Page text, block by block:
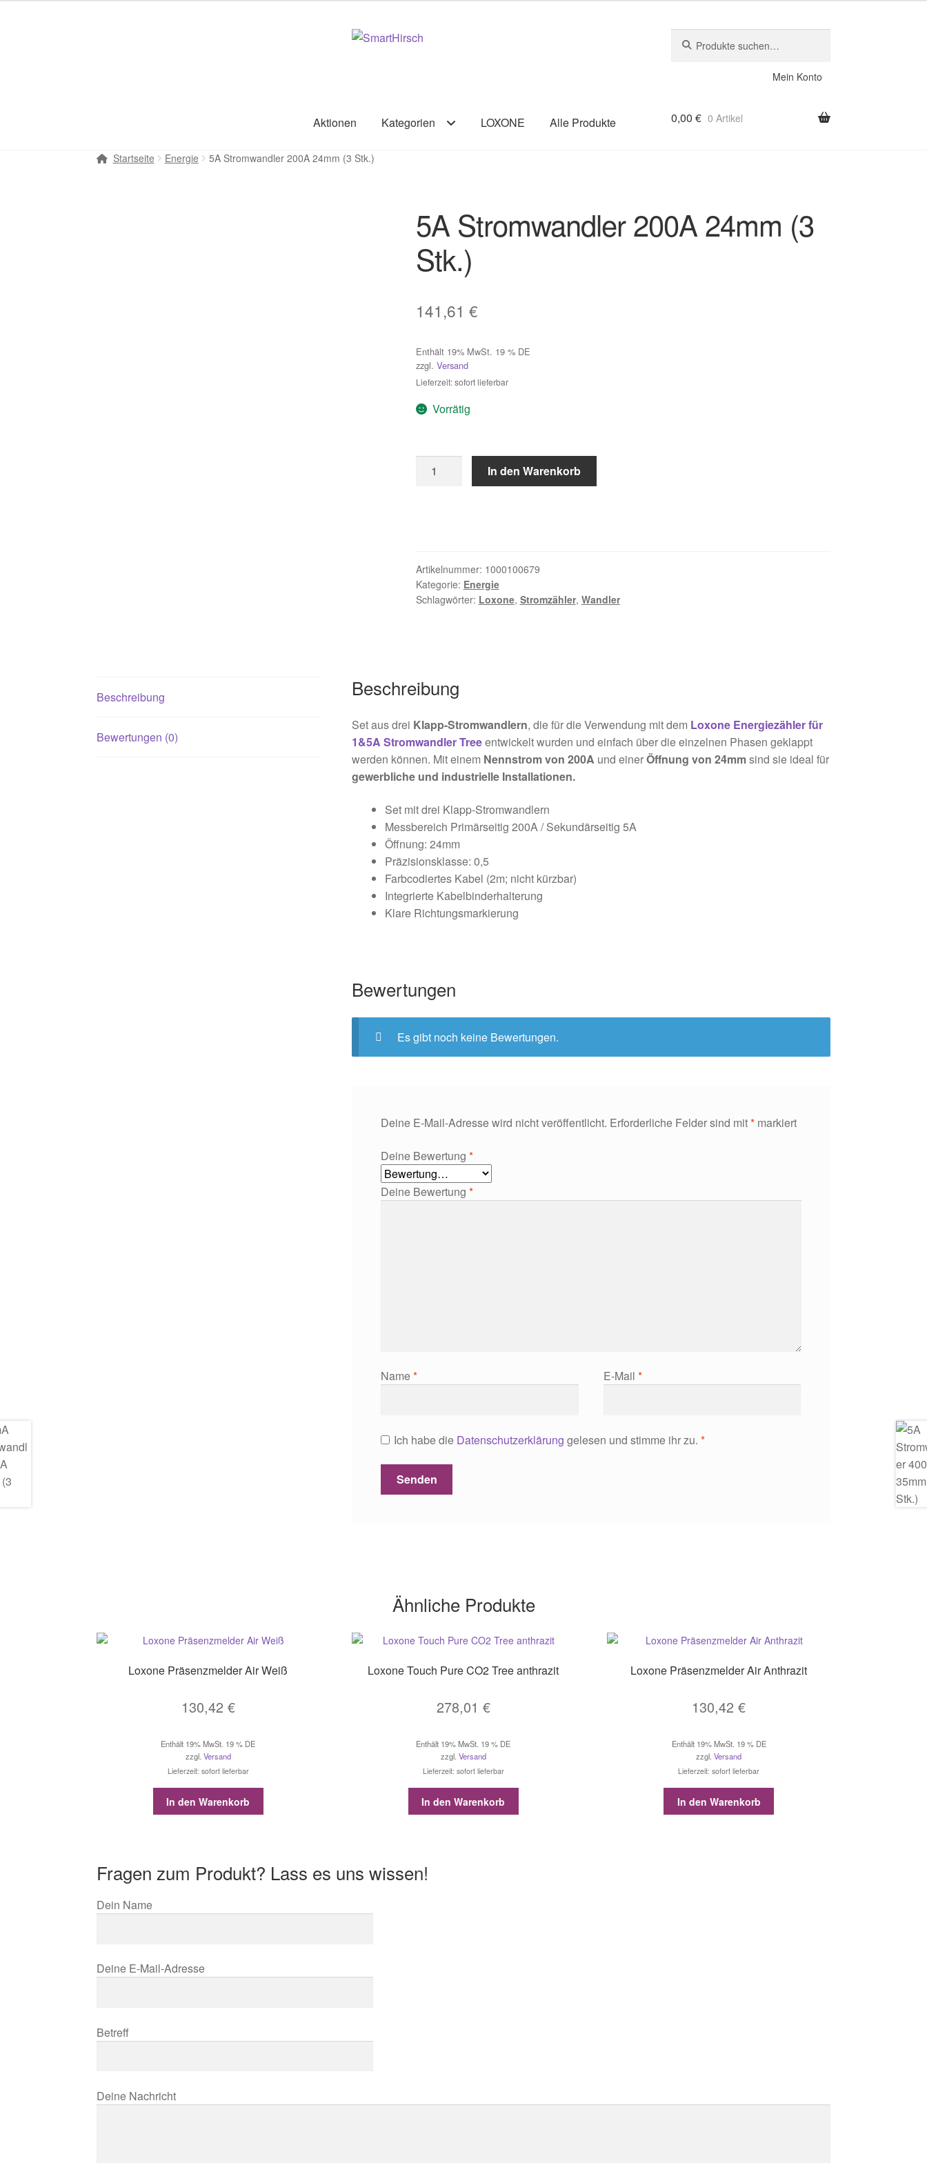
nach:
Mein Konto
Aktionen Kategorien LOXONE Alle Produkte 0,00 € 0 Artikel
Startseite Energie 5A Stromwandler 200A 24mm (3 Stk.)
5A Stromwandler 200A 24mm (3
Stk.)
141,61 €
Enthält 19% MwSt. 19 % DE
zzgl. Versand
Lieferzeit: sofort lieferbar
Vorrätig
Menge
In den Warenkorb
Artikelnummer: 1000100679
Kategorie: Energie
Schlagwörter: Loxone, Stromzähler, Wandler
Beschreibung
Bewertungen (0)
Beschreibung
Set aus drei Klapp-Stromwandlern, die für die Verwendung mit dem Loxone Energiezähler für
1&5A Stromwandler Treeentwickelt wurden und einfach über die einzelnen Phasen geklappt
werden können. Mit einem Nennstrom von 200A und einerÖffnung von 24mmsind sie ideal für
gewerbliche und industrielle Installationen.
Set mit drei Klapp-Stromwandlern
Messbereich Primärseitig 200A / Sekundärseitig 5A
Öffnung: 24mm
Präzisionsklasse: 0,5
Farbcodiertes Kabel (2m; nicht kürzbar)
Integrierte Kabelbinderhalterung
Klare Richtungsmarkierung
Bewertungen
Es gibt noch keine Bewertungen.
Deine E-Mail-Adresse wird nicht veröffentlicht. Erforderliche Felder sind mit*markiert
Deine Bewertung *
Deine Bewertung *
Name* E-Mail *
Ich habe die Datenschutzerklärung gelesen und stimme ihr zu. *
Ähnliche Produkte
Loxone Präsenzmelder Air Weiß
130,42 €
Enthält 19% MwSt. 19 % DE
zzgl. Versand
Lieferzeit: sofort lieferbar
In den Warenkorb
Loxone Touch Pure CO2 Tree anthrazit
278,01 €
Enthält 19% MwSt. 19 % DE
zzgl. Versand
Lieferzeit: sofort lieferbar
In den Warenkorb
Loxone Präsenzmelder Air Anthrazit
130,42€
Enthält 19% MwSt. 19 % DE
zzgl.Versand
Lieferzeit: sofort lieferbar
In den Warenkorb
Fragen zum Produkt? Lass es uns wissen!
Dein Name
Deine E-Mail-Adresse
Betreff
Deine Nachricht